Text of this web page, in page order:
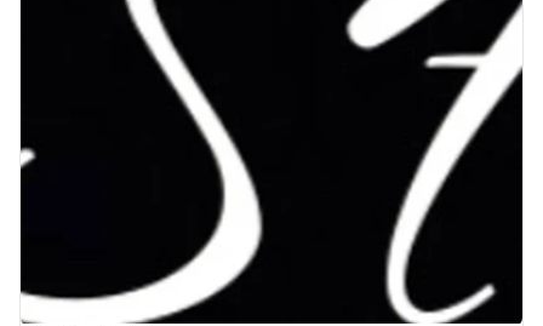
Принимает сертификаты
Применить
Сбросить